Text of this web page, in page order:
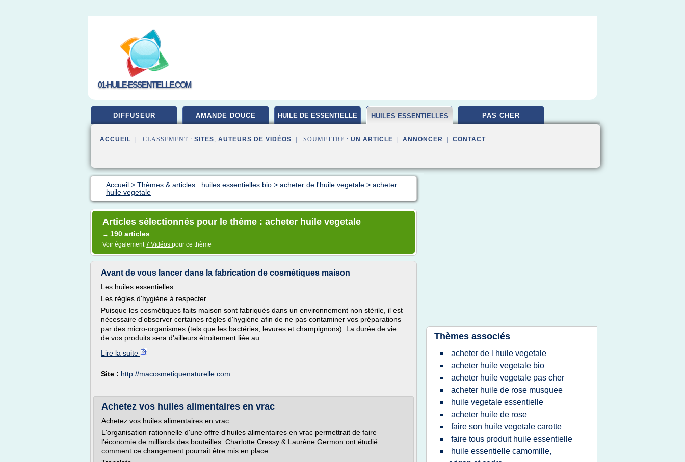
01-HUILE-ESSENTIELLE.COM
DIFFUSEUR AMANDE DOUCE HUILE DE ESSENTIELLE HUILES ESSENTIELLES PAS CHER
ACCUEIL | CLASSEMENT : SITES, AUTEURS DE VIDÉOS | SOUMETTRE : UN ARTICLE ANNONCER CONTACT
Accueil > Thèmes & articles : huiles essentielles bio > acheter de l'huile vegetale > acheter
huile vegetale
Articles sélectionnés pour le thème : acheter huile vegetale
→ 190 articles
Voir également7 Vidéos pour ce thème
Avant de vous lancer dans la fabrication de cosmétiques maison
Les huiles essentielles
Les règles d'hygiène à respecter
Puisque les cosmétiques faits maison sont fabriqués dans un environnement non stérile, il est
nécessaire d'observer certaines règles d'hygiène afin de ne pas contaminer vos préparations
par des micro-organismes (tels que les bactéries, levures et champignons). La durée de vie
de vos produits sera d'ailleurs étroitement liée au...
Lire la suite
Site : http://macosmetiquenaturelle.com
Achetez vos huiles alimentaires en vrac
Achetez vos huiles alimentaires en vrac
L'organisation rationnelle d'une offre d'huiles alimentaires en vrac permettrait de faire
l'économie de milliards des bouteilles. Charlotte Cressy & Laurène Germon ont étudié
comment ce changement pourrait être mis en place
Thèmes associés
acheter de l huile vegetale
acheter huile vegetale bio
acheter huile vegetale pas cher
acheter huile de rose musquee
huile vegetale essentielle
acheter huile de rose
faire son huile vegetale carotte
faire tous produit huile essentielle
huile essentielle camomille,